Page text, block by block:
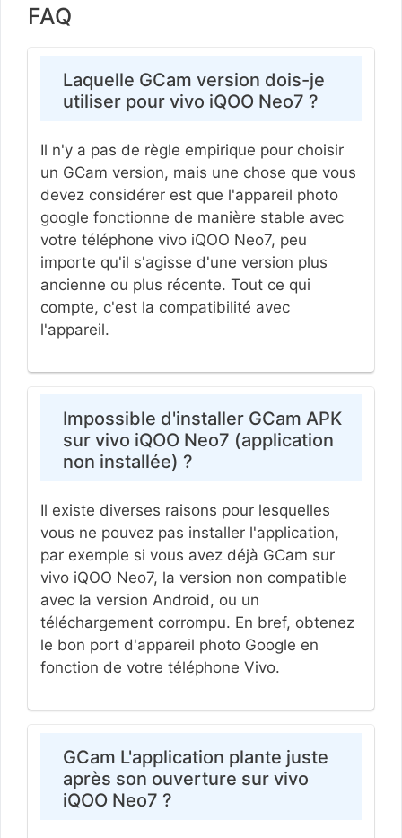
FAQ
Laquelle GCam version dois-je
utiliser pour vivo iQOO Neo7 ?
Il n'y a pas de règle empirique pour choisir
un GCam version, mais une chose que vous
devez considérer est que l'appareil photo
google fonctionne de manière stable avec
votre téléphone vivo iQOO Neo7, peu
importe qu'il s'agisse d'une version plus
ancienne ou plus récente. Tout ce qui
compte, c'est la compatibilité avec
l'appareil.
Impossible d'installer GCam APK
sur vivo iQOO Neo7 (application
non installée) ?
Il existe diverses raisons pour lesquelles
vous ne pouvez pas installer l'application,
par exemple si vous avez déjà GCam sur
vivo iQOO Neo7, la version non compatible
avec la version Android, ou un
téléchargement corrompu. En bref, obtenez
le bon port d'appareil photo Google en
fonction de votre téléphone Vivo.
GCam L'application plante juste
après son ouverture sur vivo
iQOO Neo7 ?